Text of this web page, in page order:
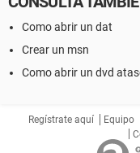
Como abrir un dat
Crear un msn
Como abrir un dvd
Regístrate aquí Equipo